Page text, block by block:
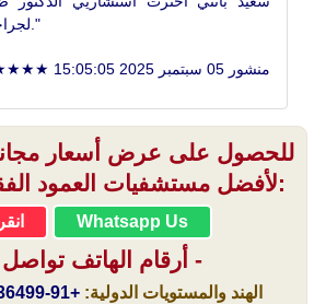
لجراحة العمود الفقري."
★★★★★ منشور 05 سبتمبر 2025 15:05:05
للحصول على عرض أسعار
لأفضل مستشفيات العمود الفقري في الهند:
Whatsapp Us
أرقام الهاتف تواصل معنا -
الهند والمستويات الدولية: